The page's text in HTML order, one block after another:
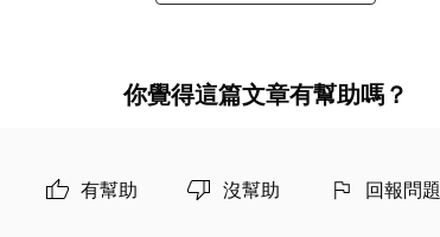
你覺得這篇文章有幫助嗎？
有幫助 沒幫助 回報問題